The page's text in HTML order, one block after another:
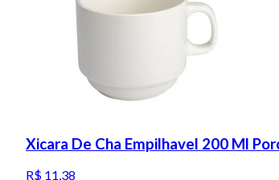
Xicara De Cha Empilhavel 200 Ml
R$ 11,38